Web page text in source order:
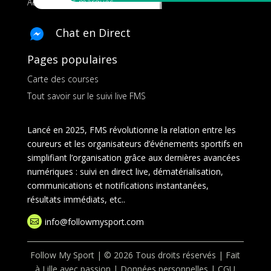
Chat en Direct
Pages populaires
Carte des courses
Tout savoir sur le suivi live FMS
Lancé en 2025, FMS révolutionne la relation entre les
coureurs et les organisateurs d’événements sportifs en
simplifiant l’organisation grâce aux dernières avancées
numériques : suivi en direct live, dématérialisation,
communications et notifications instantanées,
résultats immédiats, etc..
 info@followmysport.com
Follow My Sport | © 2026 Tous droits réservés | Fait